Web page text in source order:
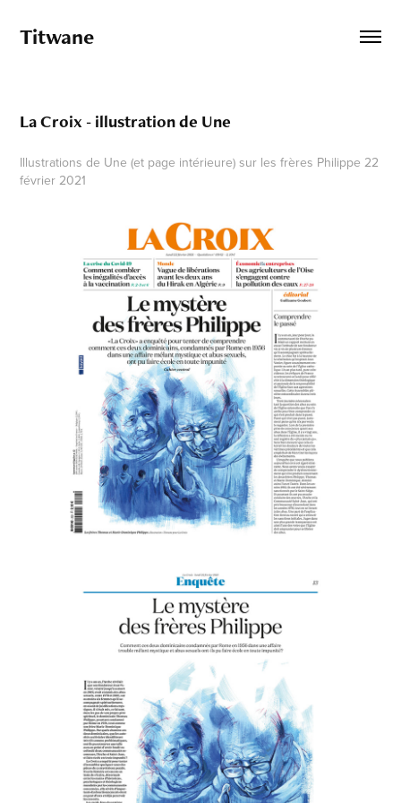
Titwane
La Croix - illustration de Une
Illustrations de Une (et page intérieure) sur les frères Philippe 22
février 2021